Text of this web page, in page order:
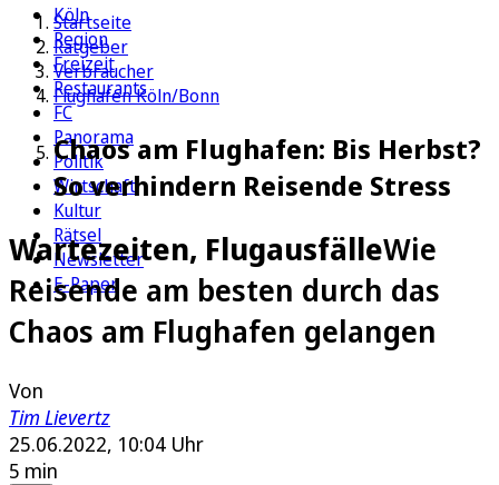
Köln
Region
Freizeit
Restaurants
FC
Panorama
Politik
Wirtschaft
Kultur
Rätsel
Newsletter
E-Paper
Startseite
Ratgeber
Verbraucher
Flughafen Köln/Bonn
Chaos am Flughafen: Bis Herbst?
So verhindern Reisende Stress
Wartezeiten, FlugausfälleWie
Reisende am besten durch das
Chaos am Flughafen gelangen
Von
Tim Lievertz
25.06.2022, 10:04 Uhr
5 min